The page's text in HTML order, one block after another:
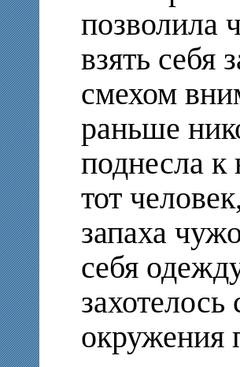
позволила
взять себя
смехом
раньше
поднесла к
тот
запаха
себя
захотелось
окружения